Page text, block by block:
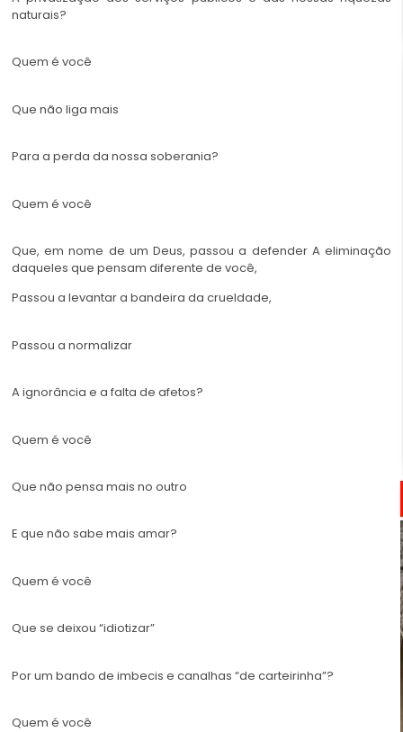
naturais?
Quem é você
Que não liga mais
Para a perda da nossa soberania?
Quem é você
Que, em nome de um Deus, passou a defender A eliminação
daqueles que pensam diferente de você,
Passou a levantar a bandeira da crueldade,
Passou a normalizar
A ignorância e a falta de afetos?
Quem é você
Que não pensa mais no outro
E que não sabe mais amar?
Quem é você
Que se deixou “idiotizar”
Por um bando de imbecis e canalhas “de carteirinha”?
Quem é você